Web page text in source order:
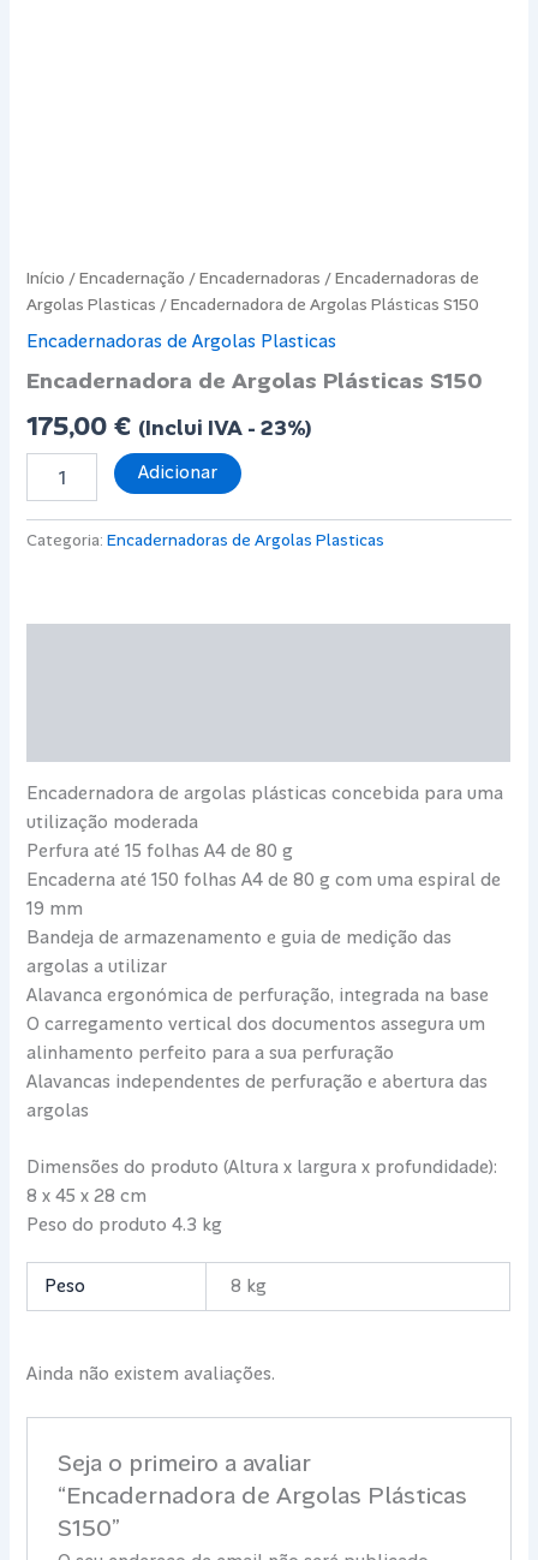
Início /Encadernação /Encadernadoras /Encadernadoras de
Argolas Plasticas / Encadernadora de Argolas Plásticas S150
Encadernadoras de Argolas Plasticas
Encadernadora de Argolas Plásticas S150
175,00€ (Inclui IVA - 23%)
Quantidade
de
Adicionar
Categoria:Encadernadoras de Argolas Plasticas
Encadernadora de argolas plásticas concebida para uma
utilização moderada
Perfura até 15 folhas A4 de 80 g
Encaderna até 150 folhas A4 de 80 g com uma espiral de
19 mm
Bandeja de armazenamento e guia de medição das
argolas a utilizar
Alavanca ergonómica de perfuração, integrada na base
O carregamento vertical dos documentos assegura um
alinhamento perfeito para a sua perfuração
Alavancas independentes de perfuração e abertura das
argolas
Dimensões do produto (Altura x largura x profundidade):
8 x 45 x 28 cm
Peso do produto 4.3 kg
Peso 8 kg
Ainda não existem avaliações.
Seja o primeiro a avaliar
“Encadernadora de Argolas Plásticas
S150”